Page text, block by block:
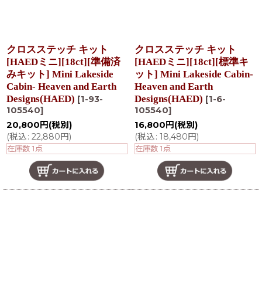
クロスステッチ キット
[HAEDミニ][18ct][準備済
みキット] Mini Lakeside
Cabin- Heaven and Earth
Designs(HAED) [1-93-
105540]
20,800 円 (税別)
(税込: 22,880円)
在庫数 1点
クロスステッチ キット
[HAEDミニ][18ct][標準キ
ット] Mini Lakeside Cabin-
Heaven and Earth
Designs(HAED) [1-6-
105540]
16,800 円 (税別)
(税込: 18,480円)
在庫数 1点